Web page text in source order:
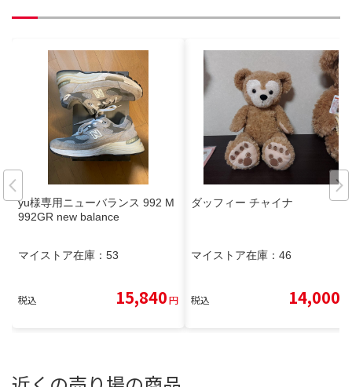
yu様専用ニューバランス 992 M
992GR new balance
マイストア在庫： 53
税込 15,840円
ダッフィー チャイナ
マイストア在庫： 46
税込 14,000